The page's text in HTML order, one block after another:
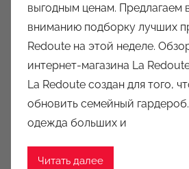
о
м
a
u
k
c
выгодным ценам. Предлагаем
вниманию подборку лучших
Redoute на этой неделе.
интернет-магазина La
La Redoute создан для того,
обновить семейный
одежда больших и
Читать далее